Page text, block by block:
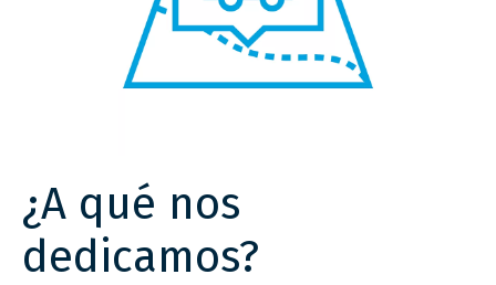
¿A qué nos
dedicamos?